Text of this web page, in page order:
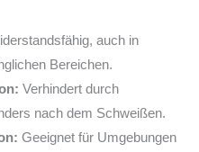
auch in
Bereichen.
Verhindert durch
nach dem Schweißen.
Geeignet für Umgebungen